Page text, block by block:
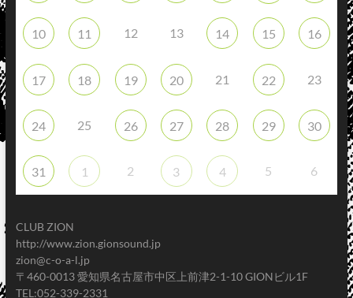
10 11 12 13 14 15 16
17 18 19 20 21 22 23
24 25 26 27 28 29 30
31 1 2 3 4 5 6
CLUB ZION
http://www.zion.gionsound.jp
zion@c-o-a-l.jp
〒460-0013 愛知県名古屋市中区上前津2-1-10 GIONビル1F
TEL:052-339-2331